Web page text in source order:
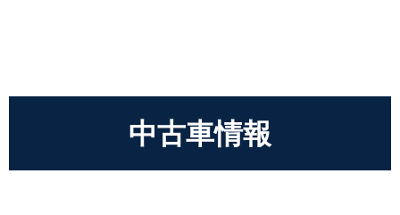
中古車情報